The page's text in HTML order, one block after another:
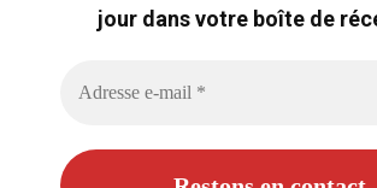
jour dans votre boîte de